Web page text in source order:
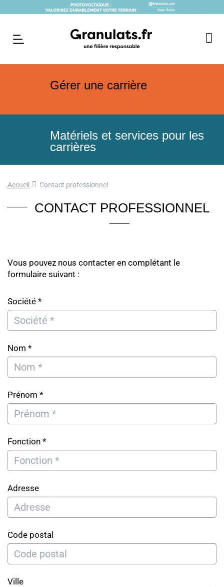
Gérer une carrière
Matériels et services pour les
carrières
Accueil Contact professionnel
CONTACT PROFESSIONNEL
Vous pouvez nous contacter en complétant le
formulaire suivant :
Société *
Nom *
Prénom *
Fonction *
Adresse
Code postal
Ville